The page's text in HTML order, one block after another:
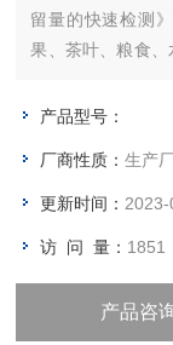
留量的快速检测
果、茶叶、粮食、
场、农产品采购
产品型号：
厂商性质：生产
更新时间：
访 问 量： 1851
产品咨